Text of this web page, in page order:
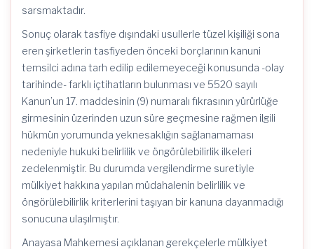
sarsmaktadır.
Sonuç olarak tasfiye dışındaki usullerle tüzel kişiliği sona
eren şirketlerin tasfiyeden önceki borçlarının kanuni
temsilci adına tarh edilip edilemeyeceği konusunda -olay
tarihinde- farklı içtihatların bulunması ve 5520 sayılı
Kanun’un 17. maddesinin (9) numaralı fıkrasının yürürlüğe
girmesinin üzerinden uzun süre geçmesine rağmen ilgili
hükmün yorumunda yeknesaklığın sağlanamaması
nedeniyle hukuki belirlilik ve öngörülebilirlik ilkeleri
zedelenmiştir. Bu durumda vergilendirme suretiyle
mülkiyet hakkına yapılan müdahalenin belirlilik ve
öngörülebilirlik kriterlerini taşıyan bir kanuna dayanmadığı
sonucuna ulaşılmıştır.
Anayasa Mahkemesi açıklanan gerekçelerle mülkiyet